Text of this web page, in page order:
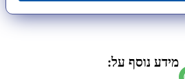
מידע נוסף על: